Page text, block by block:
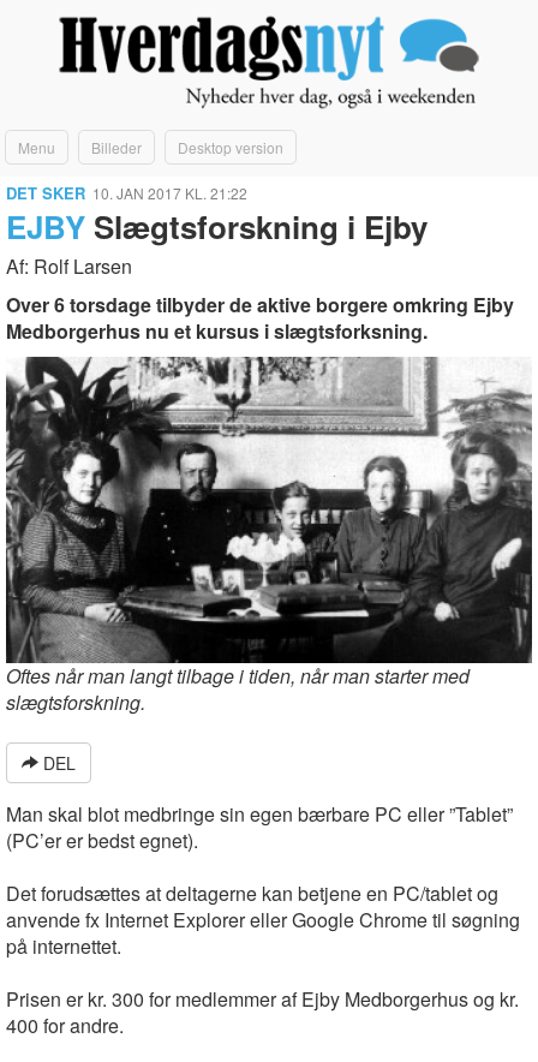
Menu Billeder Desktop version
DET SKER 10. JAN 2017 KL. 21:22
EJBY Slægtsforskning i Ejby
Af: Rolf Larsen
Over 6 torsdage tilbyder de aktive borgere omkring Ejby
Medborgerhus nu et kursus i slægtsforksning.
Oftes når man langt tilbage i tiden, når man starter med
slægtsforskning.
DEL
Man skal blot medbringe sin egen bærbare PC eller ”Tablet”
(PC’er er bedst egnet).
Det forudsættes at deltagerne kan betjene en PC/tablet og
anvende fx Internet Explorer eller Google Chrome til søgning
på internettet.
Prisen er kr. 300 for medlemmer af Ejby Medborgerhus og kr.
400 for andre.